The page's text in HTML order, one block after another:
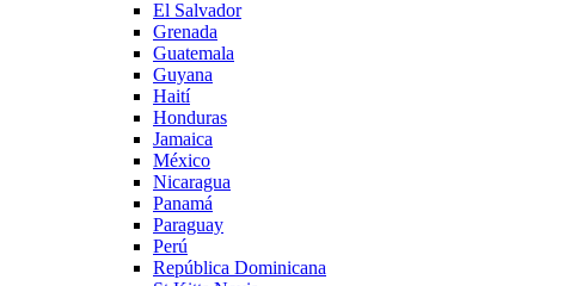
El Salvador
Grenada
Guatemala
Guyana
Haití
Honduras
Jamaica
México
Nicaragua
Panamá
Paraguay
Perú
República Dominicana